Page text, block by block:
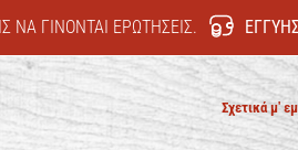
ΝΑ ΓΊΝΟΝΤΑΙ ΕΡΩΤΉΣΕΙΣ.
Σχετικά μ'